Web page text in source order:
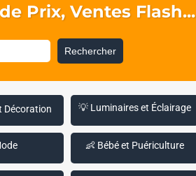
Prix, Ventes Flash...
Rechercher
Décoration 💡 Luminaires et Éclairage
👶 Bébé et Puériculture